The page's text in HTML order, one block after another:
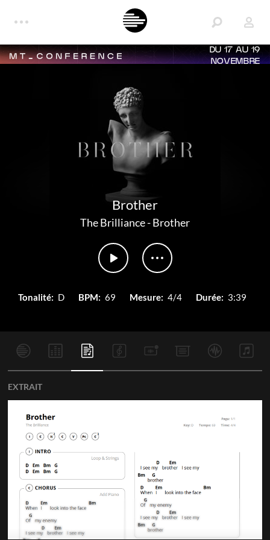
DU 17 AU 19
NOVEMBRE
Brother
The Brilliance-Brother
Tonalité: D BPM: 69 Mesure: 4/4 Durée: 3:39
EXTRAIT